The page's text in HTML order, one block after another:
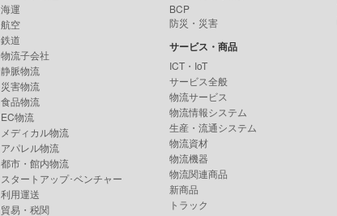
海運
航空
鉄道
物流子会社
静脈物流
災害物流
食品物流
EC物流
メディカル物流
アパレル物流
都市・館内物流
スタートアップ･ベンチャー
利用運送
貿易・税関
BCP
防災・災害
サービス・商品
ICT・IoT
サービス全般
物流サービス
物流情報システム
生産・流通システム
物流資材
物流機器
物流関連商品
新商品
トラック